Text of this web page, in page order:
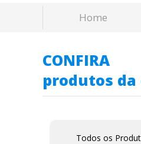
Home
CONFIRA
produtos da
Todos os